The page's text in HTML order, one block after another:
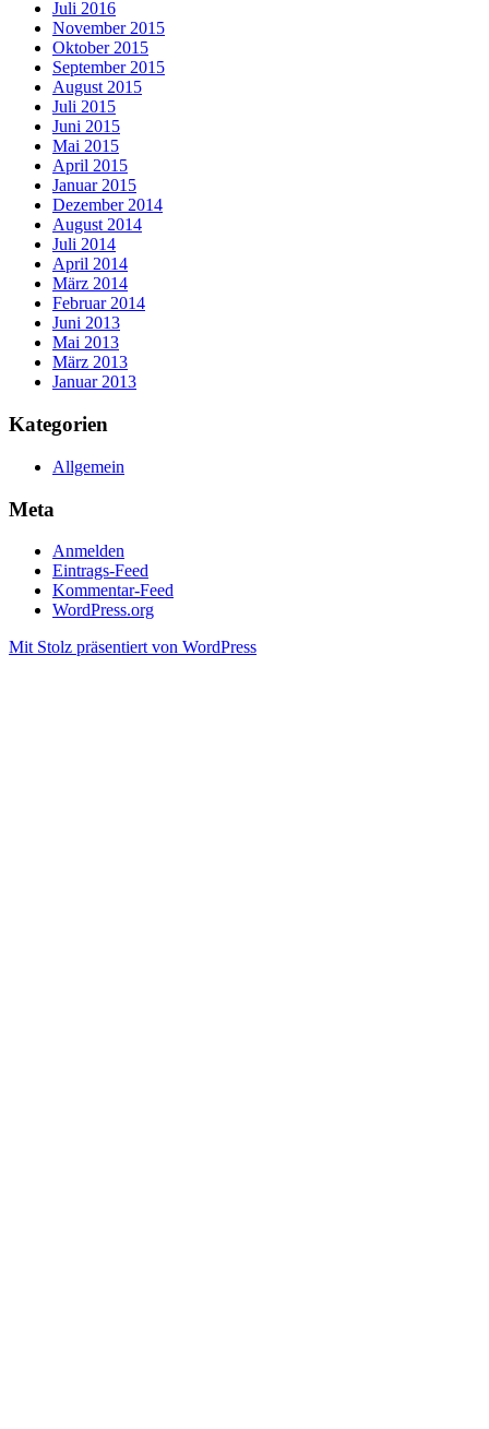
Juli 2016
November 2015
Oktober 2015
September 2015
August 2015
Juli 2015
Juni 2015
Mai 2015
April 2015
Januar 2015
Dezember 2014
August 2014
Juli 2014
April 2014
März 2014
Februar 2014
Juni 2013
Mai 2013
März 2013
Januar 2013
Kategorien
Allgemein
Meta
Anmelden
Eintrags-Feed
Kommentar-Feed
WordPress.org
Mit Stolz präsentiert von WordPress